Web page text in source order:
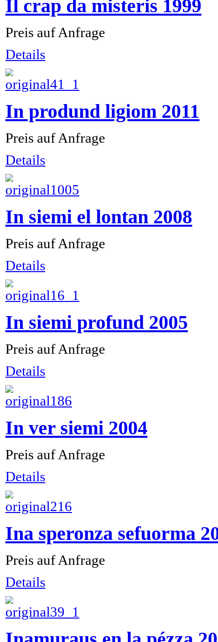
Il crap da misteris 1999
Preis auf Anfrage
Details
In prodund ligiom 2011
Preis auf Anfrage
Details
In siemi el lontan 2008
Preis auf Anfrage
Details
In siemi profund 2005
Preis auf Anfrage
Details
In ver siemi 2004
Preis auf Anfrage
Details
Ina speronza sefuorma
Preis auf Anfrage
Details